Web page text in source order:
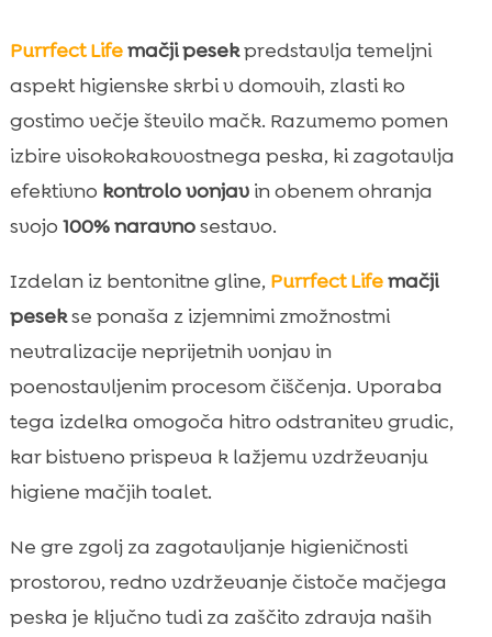
Purrfect Lifemačji pesekpredstavlja temeljni
aspekt higienske skrbi v domovih, zlasti ko
gostimo večje število mačk. Razumemo pomen
izbire visokokakovostnega peska, ki zagotavlja
efektivno kontrolo vonjavin obenem ohranja
svojo 100% naravnosestavo.
Izdelan iz bentonitne gline, Purrfect Lifemačji
pesekse ponaša z izjemnimi zmožnostmi
nevtralizacije neprijetnih vonjav in
poenostavljenim procesom čiščenja. Uporaba
tega izdelka omogoča hitro odstranitev grudic,
kar bistveno prispeva k lažjemu vzdrževanju
higiene mačjih toalet.
Ne gre zgolj za zagotavljanje higieničnosti
prostorov, redno vzdrževanje čistoče mačjega
peska je ključno tudi za zaščito zdravja naših